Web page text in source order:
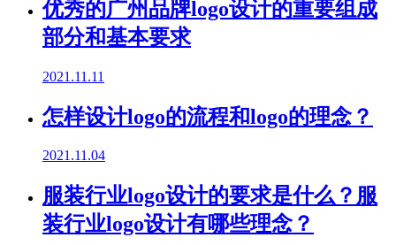
优秀的广州品牌logo设计的重要组成
部分和基本要求
2021.11.11
怎样设计logo的流程和logo的理念？
2021.11.04
服装行业logo设计的要求是什么？服
装行业logo设计有哪些理念？